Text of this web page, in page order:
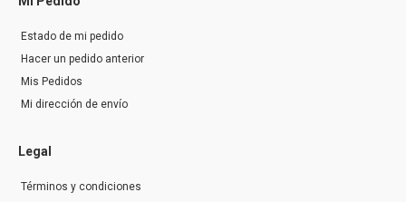
Estado de mi pedido
Hacer un pedido anterior
Mis Pedidos
Mi dirección de envío
Legal
Términos y condiciones